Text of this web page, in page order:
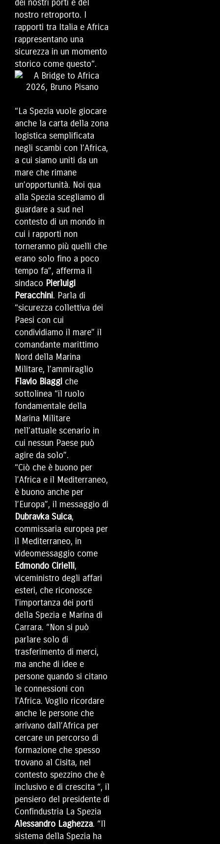
dei nostri porti e del
nostro retroporto. I
rapporti tra Italia e Africa
rappresentano una
sicurezza in un momento
storico come questo“.
“La Spezia vuole giocare
anche la carta della zona
logistica semplificata
negli scambi con l’Africa,
a cui siamo uniti da un
mare che rimane
un’opportunità. Noi qua
alla Spezia scegliamo di
guardare a sud nel
contesto di un mondo in
cui i rapporti non
torneranno più quelli che
erano solo fino a poco
tempo fa”, afferma il
sindaco Pierluigi
Peracchini. Parla di
“sicurezza collettiva dei
Paesi con cui
condividiamo il mare” il
comandante marittimo
Nord della Marina
Militare, l’ammiraglio
Flavio Biaggi che
sottolinea “il ruolo
fondamentale della
Marina Militare
nell’attuale scenario in
cui nessun Paese può
agire da solo”.
“Ciò che è buono per
l’Africa e il Mediterraneo,
è buono anche per
l’Europa”, il messaggio di
Dubravka Suica,
commissaria europea per
il Mediterraneo, in
videomessaggio come
Edmondo Cirielli,
viceministro degli affari
esteri, che riconosce
l’importanza dei porti
della Spezia e Marina di
Carrara. “Non si può
parlare solo di
trasferimento di merci,
ma anche di idee e
persone quando si citano
le connessioni con
l’Africa. Voglio ricordare
anche le persone che
arrivano dall’Africa per
cercare un percorso di
formazione che spesso
trovano al Cisita, nel
contesto spezzino che è
inclusivo e di crescita “, il
pensiero del presidente di
Confindustria La Spezia
Alessandro Laghezza. “Il
sistema della Spezia ha